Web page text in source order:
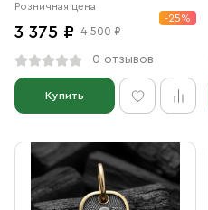
Розничная цена
3 375 ₽ 4 500 ₽
-25%
0 отзывов
Купить